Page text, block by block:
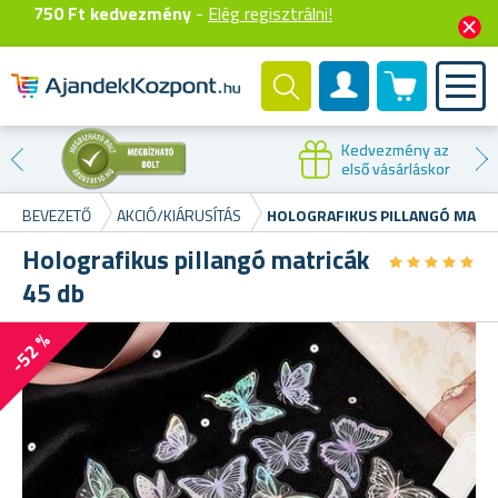
750 Ft kedvezmény - Elég regisztrálni!
Felhasználók fiók
0 termék
Kedvezmény az
első vásárláskor
BEVEZETŐ AKCIÓ/KIÁRUSÍTÁS HOLOGRAFIKUS PILLANGÓ
Holografikus pillangó matricák
45 db
★★★★★
★★★★★
-52 %